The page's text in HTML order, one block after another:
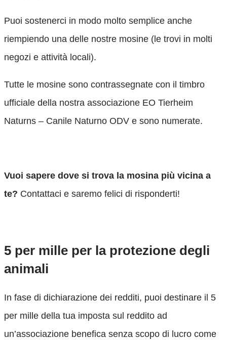
Puoi sostenerci in modo molto semplice anche
riempiendo una delle nostre mosine (le trovi in molti
negozi e attività locali).
Tutte le mosine sono contrassegnate con il timbro
ufficiale della nostra associazione EO Tierheim
Naturns – Canile Naturno ODV e sono numerate.
Vuoi sapere dove si trova la mosina più vicina a
te? Contattaci e saremo felici di risponderti!
5 per mille per la protezione degli
animali
In fase di dichiarazione dei redditi, puoi destinare il 5
per mille della tua imposta sul reddito ad
un’associazione benefica senza scopo di lucro come